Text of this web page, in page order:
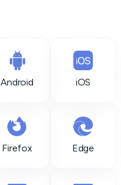
Android iOS
Firefox Edge